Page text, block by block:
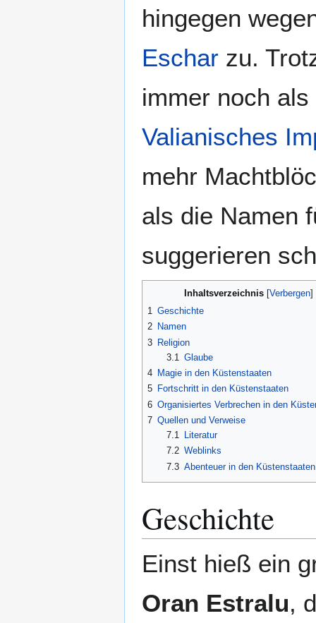
hingegen
Eschar zu.
immer noch
Valianisches
mehr
als die Namen
suggerieren
Inhaltsverzeichnis
1 Geschichte
2 Namen
3 Religion
3.1 Glaube
4 Magie in den Küstenstaaten
5 Fortschritt in den Küstenstaaten
6 Organisiertes Verbrechen in den
7 Quellen und Verweise
7.1
Literatur
7.2 Weblinks
7.3 Abenteuer in den Küstenstaaten
Geschichte
Einst hieß ein
Oran Estralu,